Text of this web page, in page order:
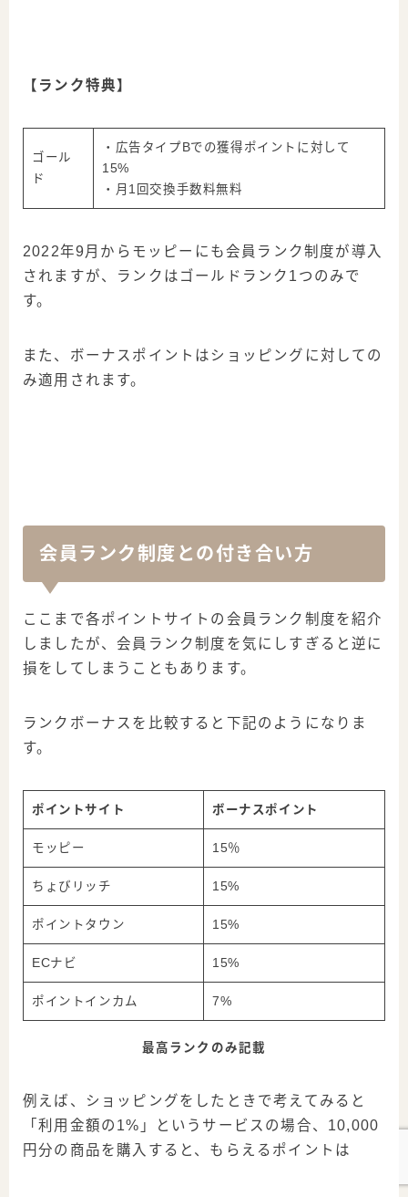
【ランク特典】
ゴール
ド
・広告タイプBでの獲得ポイントに対して
15%
・月1回交換手数料無料
2022年9月からモッピーにも会員ランク制度が導入
されますが、ランクはゴールドランク1つのみで
す。
また、ボーナスポイントはショッピングに対しての
み適用されます。
会員ランク制度との付き合い方
ここまで各ポイントサイトの会員ランク制度を紹介
しましたが、会員ランク制度を気にしすぎると逆に
損をしてしまうこともあります。
ランクボーナスを比較すると下記のようになりま
す。
ポイントサイト ボーナスポイント
モッピー 15％
ちょびリッチ 15%
ポイントタウン 15%
ECナビ 15%
ポイントインカム 7%
最高ランクのみ記載
例えば、ショッピングをしたときで考えてみると
「利用金額の1%」というサービスの場合、10,000
円分の商品を購入すると、もらえるポイントは